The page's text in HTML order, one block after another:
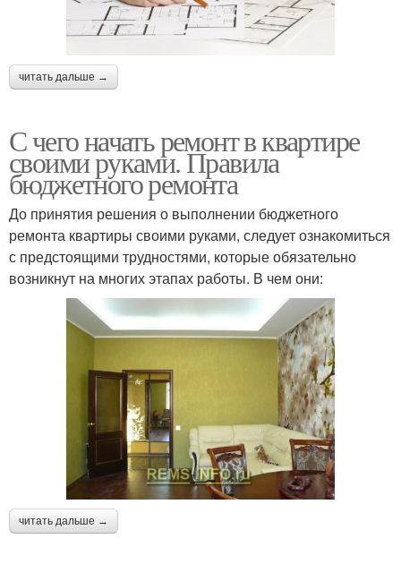
читать дальше →
С чего начать ремонт в квартире
своими руками. Правила
бюджетного ремонта
До принятия решения о выполнении бюджетного
ремонта квартиры своими руками, следует ознакомиться
с предстоящими трудностями, которые обязательно
возникнут на многих этапах работы. В чем они:
читать дальше →